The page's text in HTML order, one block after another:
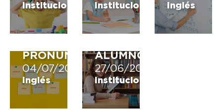
Institucional Institucional Inglés
¿CUÁLES
SON
Y
PRONUNCIARLOS?
04/07/2022
Inglés
TAN
IMPORTANTE
PARA
ALUMNO?
27/06/2022
Institucional